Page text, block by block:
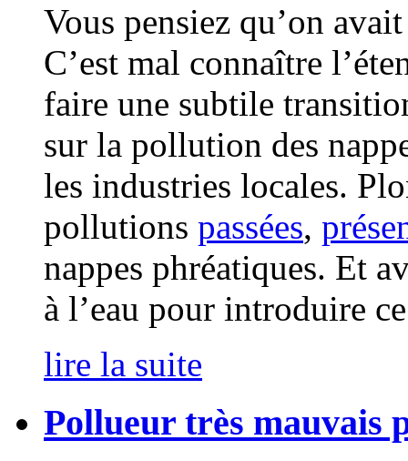
Vous pensiez qu’on
C’est mal connaître
faire une subtile
sur la pollution des
les industries locales.
pollutions passées,
nappes phréatiques. Et
à l’eau pour introduire
lire la suite
Pollueur très mauvais